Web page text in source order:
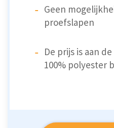
Geen
proefslapen
De prijs is aan
100% polyester